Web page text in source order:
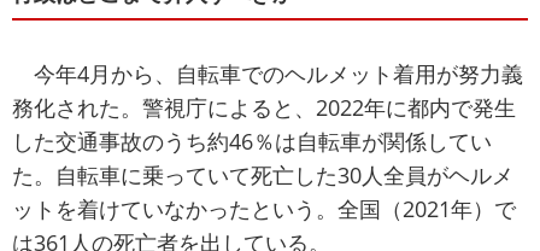
今年4月から、自転車でのヘルメット着用が努力義
務化された。警視庁によると、2022年に都内で発生
した交通事故のうち約46％は自転車が関係してい
た。自転車に乗っていて死亡した30人全員がヘルメ
ットを着けていなかったという。全国（2021年）で
は361人の死亡者を出している。